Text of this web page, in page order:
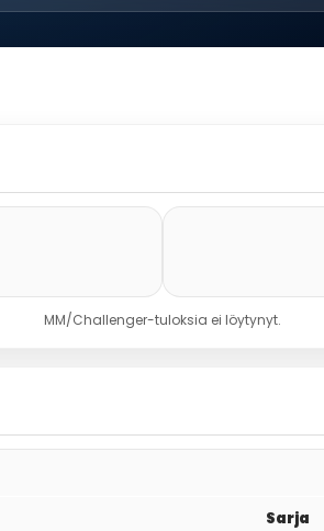
MM/Challenger-tuloksia ei löytynyt.
Sarja